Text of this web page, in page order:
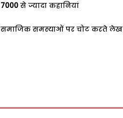
7000 से ज्यादा कहानियां
समाजिक समस्याओं पर चोट करते लेख